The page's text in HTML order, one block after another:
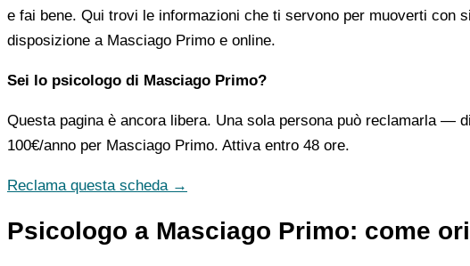
e fai bene. Qui trovi le informazioni che ti servono per muoverti con
disposizione a Masciago Primo e online.
Sei lo psicologo di Masciago Primo?
Questa pagina è ancora libera. Una sola persona può reclamarla —
100€/anno per Masciago Primo. Attiva entro 48 ore.
Reclama questa scheda →
Psicologo a Masciago Primo: come